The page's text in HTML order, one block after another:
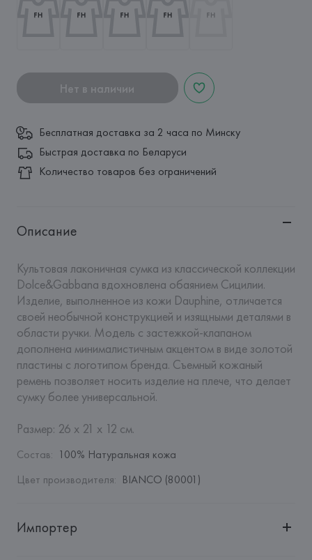
Нет в наличии
Бесплатная доставка за 2 часа по Минску
Быстрая доставка по Беларуси
Количество товаров без ограничений
Описание
Культовая лаконичная сумка из классической коллекции
Dolce&Gabbana вдохновлена обаянием Сицилии.
Изделие, выполненное из кожи Dauphine, отличается
своей необычной конструкцией и изящными деталями в
области ручки. Модель с застежкой-клапаном
дополнена минималистичным акцентом в виде золотой
пластины с логотипом бренда. Съемный кожаный
ремень позволяет носить изделие на плече, что делает
сумку более универсальной.
Размер: 26 x 21 x 12 см.
Состав: 100% Натуральная кожа
Цвет производителя: BIANCO (80001)
Импортер